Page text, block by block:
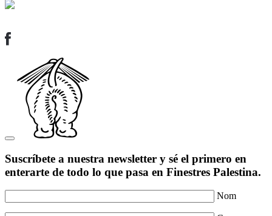
Suscríbete a nuestra newsletter y sé el primero en
enterarte de todo lo que pasa en Finestres Palestina.
Nom